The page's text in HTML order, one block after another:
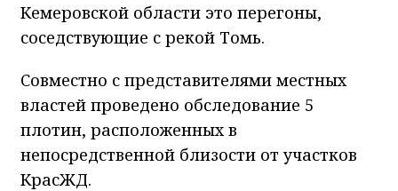
Кемеровской области это перегоны,
соседствующие с рекой Томь.
Совместно с представителями местных
властей проведено обследование 5
плотин, расположенных в
непосредственной близости от участков
КрасЖД.